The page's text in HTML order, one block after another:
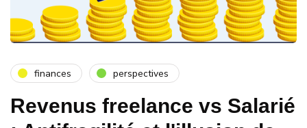
finances perspectives
Revenus freelance vs Salarié